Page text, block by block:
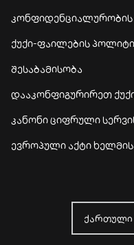
ქუქი-ფაილების
შესაბამისობა
დააკონფიგურირეთ
კანონი ციფრული
ევროპული აქტი